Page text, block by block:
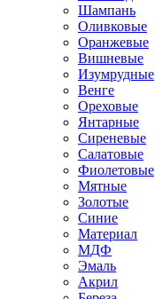
Шампань
Оливковые
Оранжевые
Вишневые
Изумрудные
Венге
Ореховые
Янтарные
Сиреневые
Салатовые
Фиолетовые
Мятные
Золотые
Синие
Материал
МДФ
Эмаль
Акрил